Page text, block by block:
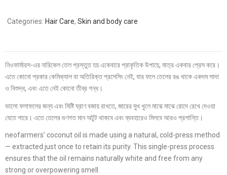
Categories: Hair Care,Skin and body care
নিওফার্মারস-এর নারিকেল তেল প্রস্তুত হয় একেবারে প্রাকৃতিক উপায়ে, মাত্র একবার প্রেস করে।
এতে কোনো প্রকার কেমিক্যাল বা অতিরিক্ত প্রসেসিং নেই, যার ফলে তেলের রঙ থাকে একদম সাদা
ও বিশুদ্ধ, এবং এতে নেই কোনো তীব্র গন্ধ।
ভালো ফলাফলের জন্য এবং মিষ্টি ঘ্রাণ বজায় রাখতে, জারের মুখ খুলে মাঝে মাঝে রোদে রেখে দেওয়া
যেতে পারে। এতে তেলের গুণগত মান অটুট থাকবে এবং ব্যবহারেও মিলবে আরও প্রশান্তি।
neofarmers’ coconut oil is made using a natural, cold-press method
— extracted just once to retain its purity. This single-press process
ensures that the oil remains naturally white and free from any
strong or overpowering smell.